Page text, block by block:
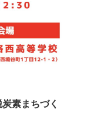
素まちづく